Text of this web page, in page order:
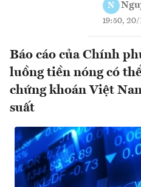
N
19:50,
Báo cáo của Chính
luồng tiền nóng có
chứng khoán Việt
suất